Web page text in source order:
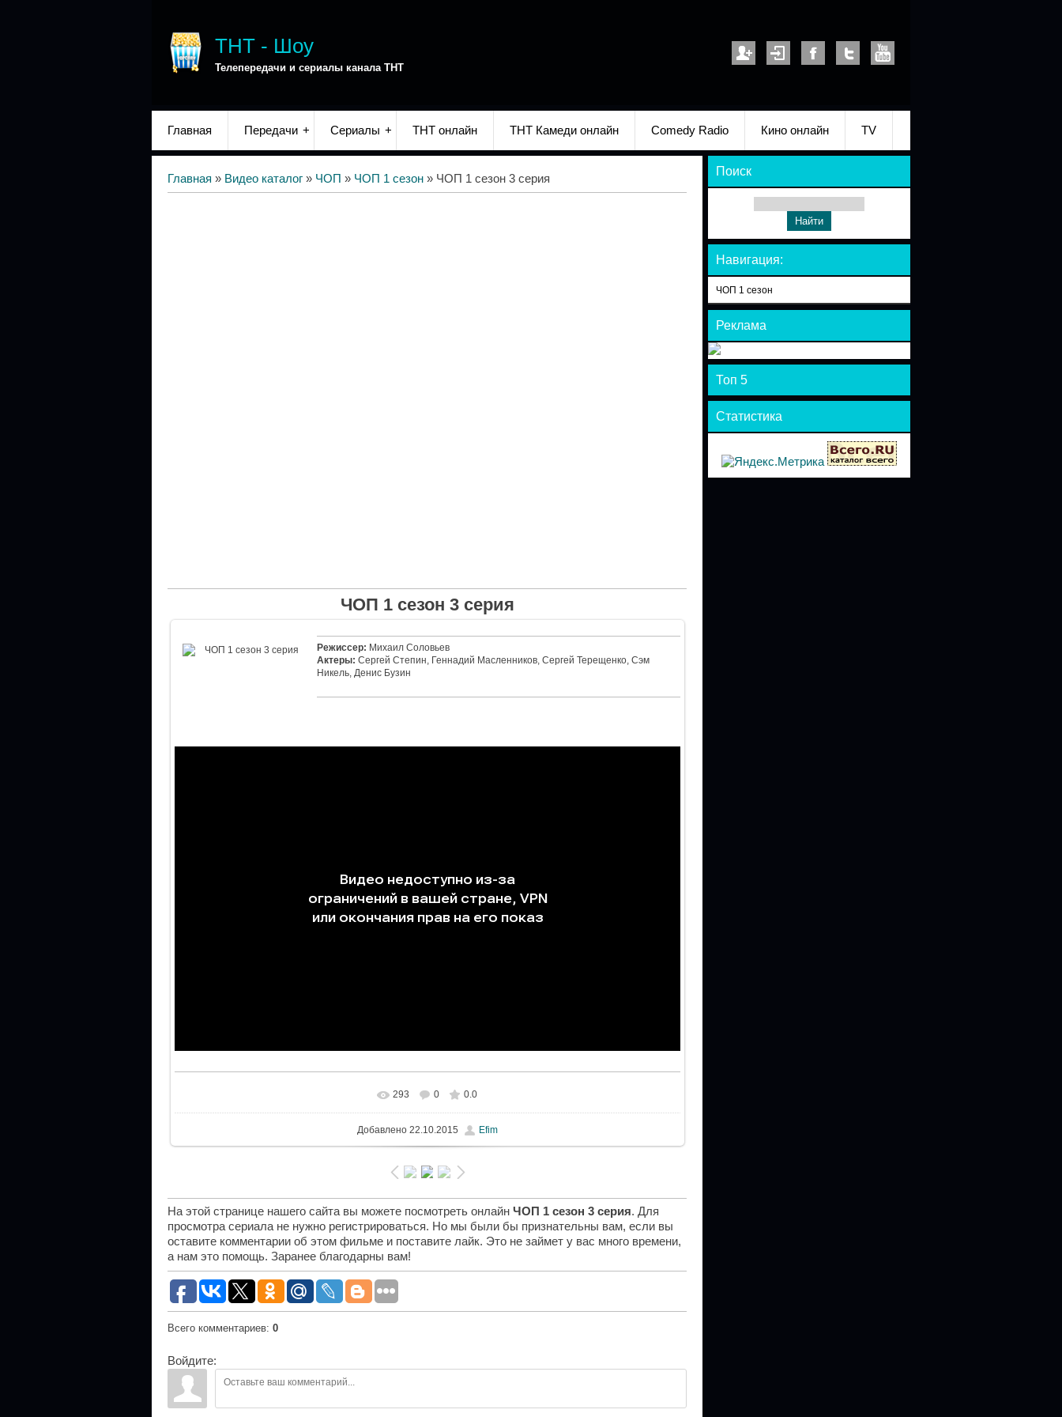
ТНТ - Шоу
Телепередачи и сериалы канала ТНТ
Главная Передачи Сериалы ТНТ онлайн ТНТ Камеди онлайн Comedy Radio Кино онлайн TV
Главная » Видео каталог » ЧОП » ЧОП 1 сезон » ЧОП 1 сезон 3 серия
ЧОП 1 сезон 3 серия
Режиссер: Михаил Соловьев
Актеры: Сергей Степин, Геннадий Масленников, Сергей Терещенко, Сэм
Никель, Денис Бузин
293 0 0.0
Добавлено22.10.2015 Efim
На этой странице нашего сайта вы можете посмотреть онлайн ЧОП 1 сезон 3 серия. Для
просмотра сериала не нужно регистрироваться. Но мы были бы признательны вам, если вы
оставите комментарии об этом фильме и поставите лайк. Это не займет у вас много времени,
а нам это помощь. Заранее благодарны вам!
Всего комментариев: 0
Войдите:
Поиск
Навигация:
ЧОП 1 сезон
Реклама
Топ 5
Статистика